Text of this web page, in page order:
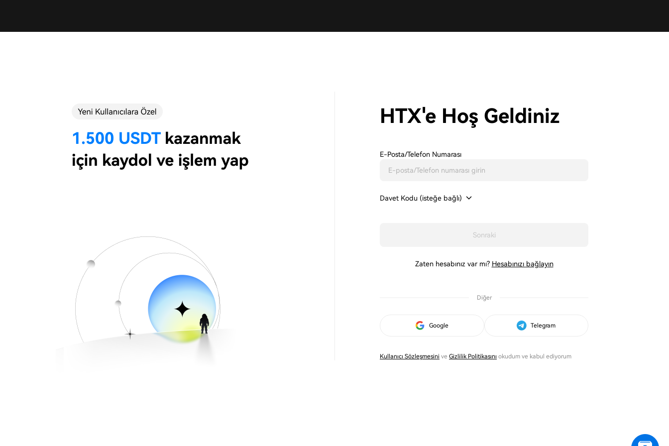
HTX'e Hoş Geldiniz
E-Posta/Telefon Numarası
Davet Kodu (isteğe bağlı)
Sonraki
Zaten hesabınız var mı? Hesabınızı bağlayın
Diğer
Google Telegram
Kullanıcı Sözleşmesini ve Gizlilik Politikasını okudum ve kabul ediyorum